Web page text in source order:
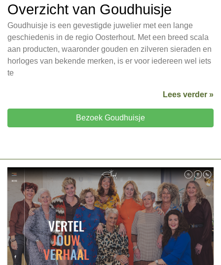
Overzicht van Goudhuisje
Goudhuisje is een gevestigde juwelier met een lange
geschiedenis in de regio Oosterhout. Met een breed scala
aan producten, waaronder gouden en zilveren sieraden en
horloges van bekende merken, is er voor iedereen wel iets
te
Lees verder »
Bezoek Goudhuisje